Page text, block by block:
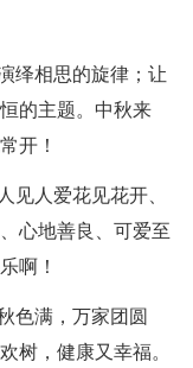
绎相思的旋律；让
的主题。中秋来
开！
见人爱花见花开、
心地善良、可爱至
啊！
色满，万家团圆
树，健康又幸福。